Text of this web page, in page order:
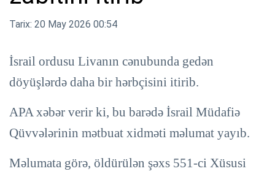
Tarix: 20 May 2026 00:54
İsrail ordusu Livanın cənubunda gedən
döyüşlərdə daha bir hərbçisini itirib.
APA xəbər verir ki, bu barədə İsrail Müdafiə
Qüvvələrinin mətbuat xidməti məlumat yayıb.
Məlumata görə, öldürülən şəxs 551-ci Xüsusi